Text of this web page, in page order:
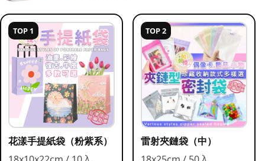
TOP 1
花漾手提紙袋（粉紫系）
TOP 2
雷射夾鏈袋（中）